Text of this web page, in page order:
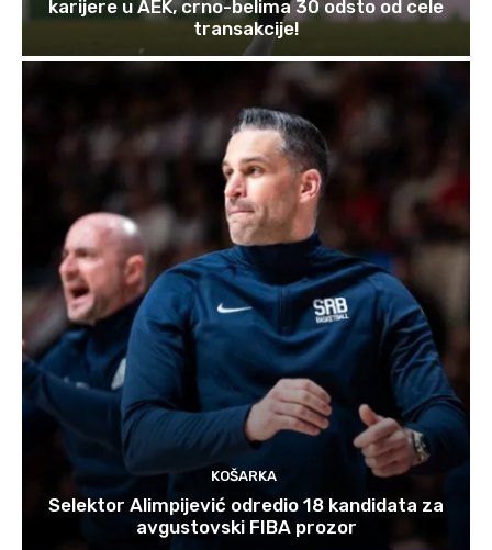
karijere u AEK, crno-belima 30 odsto od cele
transakcije!
KOŠARKA
Selektor Alimpijević odredio 18 kandidata za
avgustovski FIBA prozor